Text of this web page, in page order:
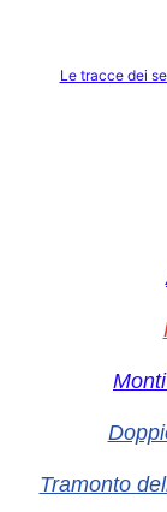
Le tracce dei
Tramonto